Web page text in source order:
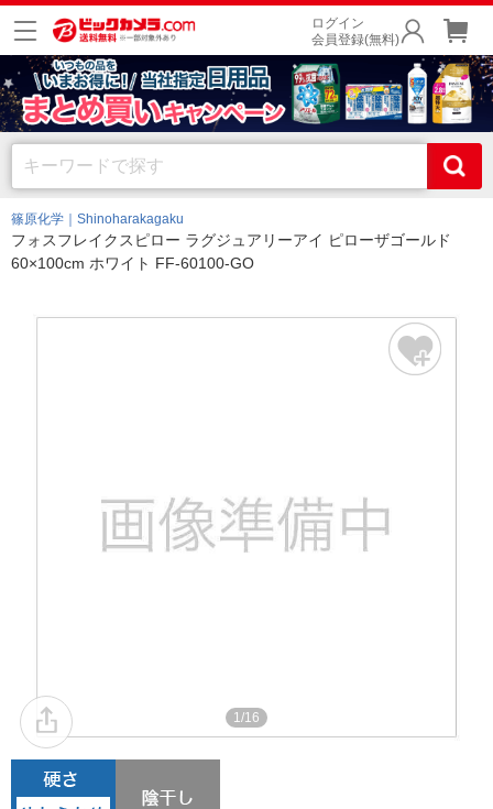
ログイン
会員登録(無料)
篠原化学｜Shinoharakagaku
フォスフレイクスピロー ラグジュアリーアイ ピローザゴールド
60×100cm ホワイト FF-60100-GO
1/16